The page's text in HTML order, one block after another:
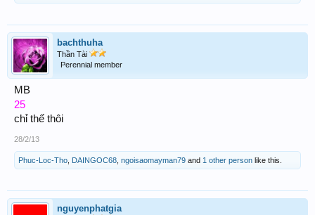
bachthuha
Thần Tài
Perennial member
MB
25
chỉ thế thôi
28/2/13
Phuc-Loc-Tho DAINGOC68 ngoisaomayman79 and 1 other person like this.
nguyenphatgia